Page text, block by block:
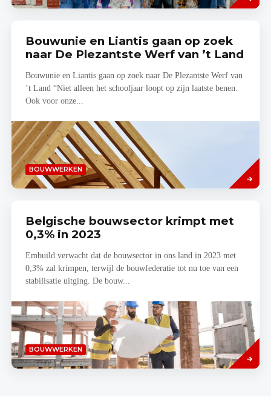
Bouwunie en Liantis gaan op zoek
naar De Plezantste Werf van ’t Land
Bouwunie en Liantis gaan op zoek naar De Plezantste Werf van
’t Land “Niet alleen het schooljaar loopt op zijn laatste benen.
Ook voor onze...
BOUWWERKEN
meer
Belgische bouwsector krimpt met
0,3% in 2023
Embuild verwacht dat de bouwsector in ons land in 2023 met
0,3% zal krimpen, terwijl de bouwfederatie tot nu toe van een
stabilisatie uitging. De bouw...
BOUWWERKEN
Lees
meer